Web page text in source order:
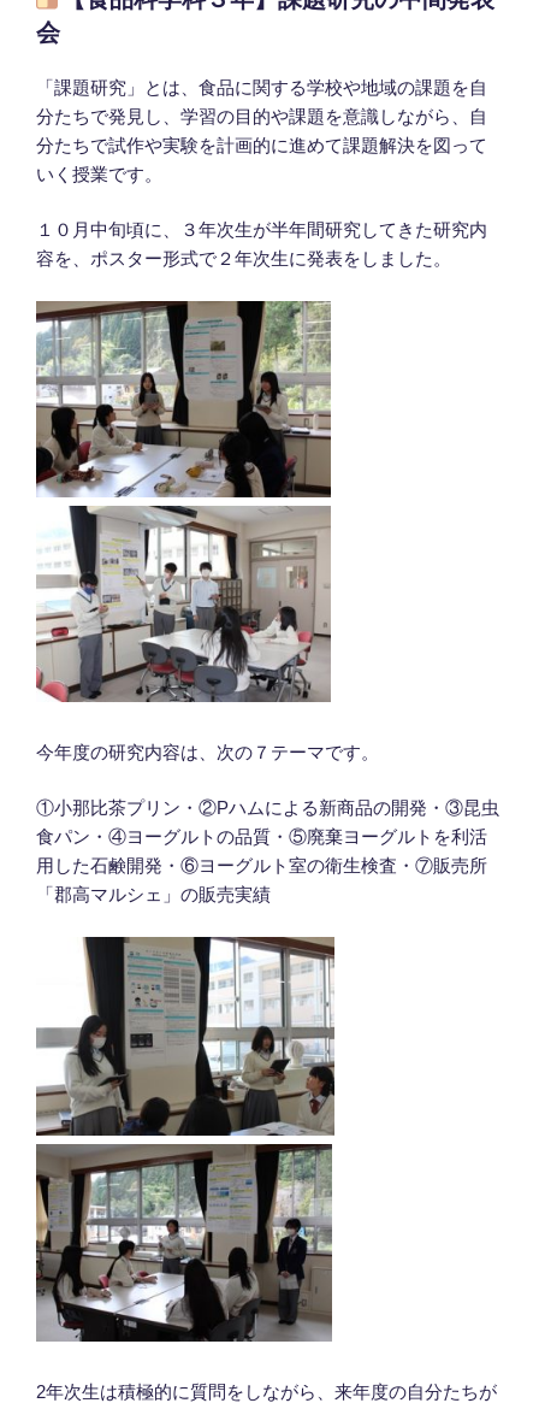
日:
会
「課題研究」とは、食品に関する学校や地域の課題を自
分たちで発見し、学習の目的や課題を意識しながら、自
分たちで試作や実験を計画的に進めて課題解決を図って
いく授業です。
１０月中旬頃に、３年次生が半年間研究してきた研究内
容を、ポスター形式で２年次生に発表をしました。
今年度の研究内容は、次の７テーマです。
①小那比茶プリン・②Pハムによる新商品の開発・③昆虫
食パン・④ヨーグルトの品質・⑤廃棄ヨーグルトを利活
用した石鹸開発・⑥ヨーグルト室の衛生検査・⑦販売所
「郡高マルシェ」の販売実績
2年次生は積極的に質問をしながら、来年度の自分たちが